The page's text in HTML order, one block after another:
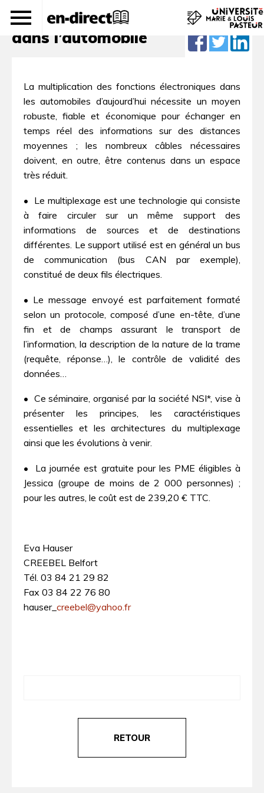
Introduction au multiplexage
dans l’automobile
La multiplication des fonctions électroniques dans
les automobiles d’aujourd’hui nécessite un moyen
robuste, fiable et économique pour échanger en
temps réel des informations sur des distances
moyennes ; les nombreux câbles nécessaires
doivent, en outre, être contenus dans un espace
très réduit.
• Le multiplexage est une technologie qui consiste
à faire circuler sur un même support des
informations de sources et de destinations
différentes. Le support utilisé est en général un bus
de communication (bus CAN par exemple),
constitué de deux fils électriques.
• Le message envoyé est parfaitement formaté
selon un protocole, composé d’une en-tête, d’une
fin et de champs assurant le transport de
l’information, la description de la nature de la trame
(requête, réponse…), le contrôle de validité des
données…
• Ce séminaire, organisé par la société NSI*, vise à
présenter les principes, les caractéristiques
essentielles et les architectures du multiplexage
ainsi que les évolutions à venir.
• La journée est gratuite pour les PME éligibles à
Jessica (groupe de moins de 2 000 personnes) ;
pour les autres, le coût est de 239,20 € TTC.
Eva Hauser
CREEBEL Belfort
Tél. 03 84 21 29 82
Fax 03 84 22 76 80
hauser_ creebel@yahoo.fr
RETOUR